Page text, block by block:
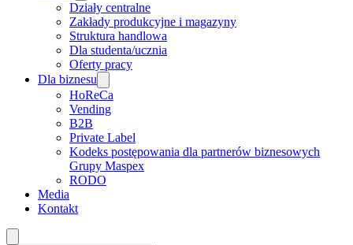
Działy centralne
Zakłady produkcyjne i magazyny
Struktura handlowa
Dla studenta/ucznia
Oferty pracy
Dla biznesu
HoReCa
Vending
B2B
Private Label
Kodeks postępowania dla partnerów biznesowych
Grupy Maspex
RODO
Media
Kontakt